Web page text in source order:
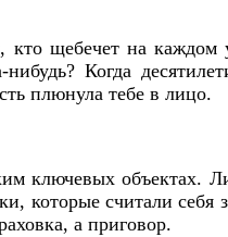
щебечет на каждом
Когда
плюнула тебе в лицо.
ключевых объектах.
которые считали себя
а приговор.